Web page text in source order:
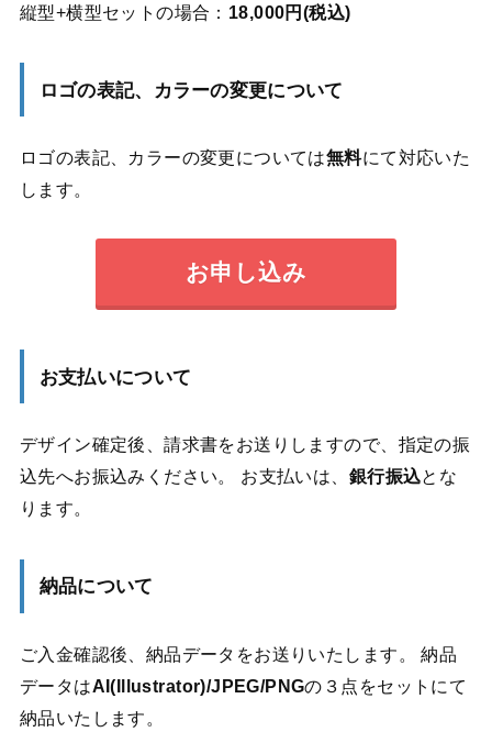
縦型+横型セットの場合： 18,000円(税込)
ロゴの表記、カラーの変更について
ロゴの表記、カラーの変更については無料にて対応いた
します。
お申し込み
お支払いについて
デザイン確定後、請求書をお送りしますので、指定の振
込先へお振込みください。 お支払いは、 銀行振込とな
ります。
納品について
ご入金確認後、納品データをお送りいたします。 納品
データはAI(Illustrator)/JPEG/PNGの３点をセットにて
納品いたします。